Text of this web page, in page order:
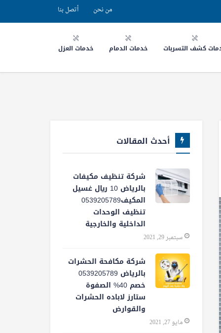
أتصل بنا من نحن
كشف التسربات خدمات الدمام خدمات العزل
أحدث المقالات
شركة تنظيف مكيفات
بالرياض 10 ريال غسيل
المكيف0539205789
تنظيف الوحدات
الداخلية والخارجية
سبتمبر 29, 2021
شركة مكافحة الحشرات
بالرياض 0539205789
خصم 40% الصفوة
ستارز لاباده الحشرات
والقوارض
مايو 27, 2021